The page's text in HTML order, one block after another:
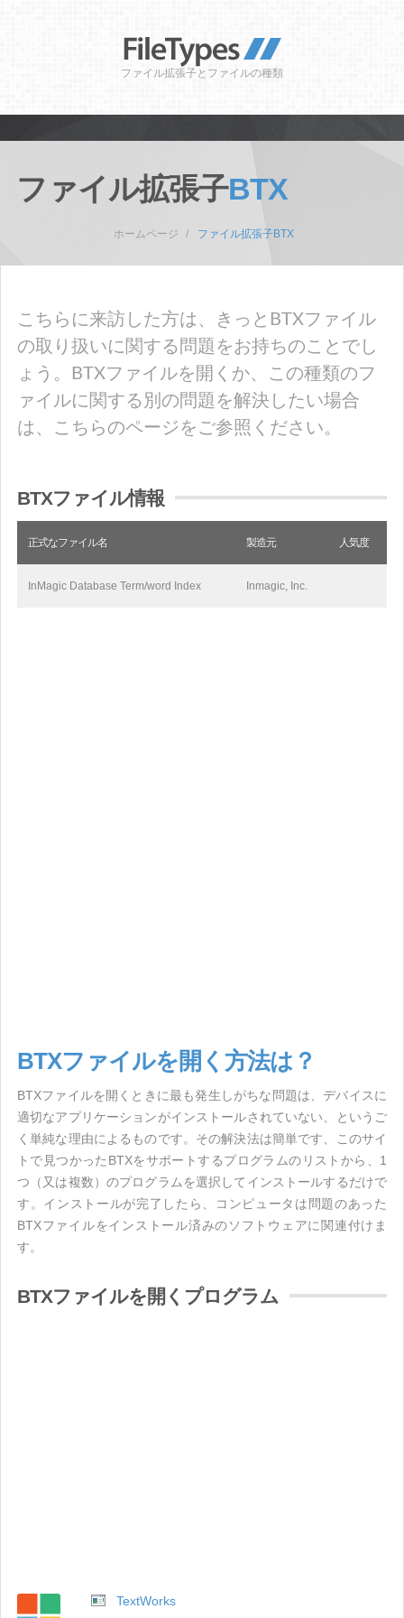
ファイル拡張子とファイルの種類
ファイル拡張子BTX
ホームページ ファイル拡張子BTX
こちらに来訪した方は、きっとBTXファイル
の取り扱いに関する問題をお持ちのことでし
ょう。BTXファイルを開くか、この種類のフ
ァイルに関する別の問題を解決したい場合
は、こちらのページをご参照ください。
BTXファイル情報
正式なファイル名 製造元 人気度
InMagic Database Term/word Index Inmagic, Inc.
BTXファイルを開く方法は？
BTXファイルを開くときに最も発生しがちな問題は、デバイスに
適切なアプリケーションがインストールされていない、というご
く単純な理由によるものです。その解決法は簡単です、このサイ
トで見つかったBTXをサポートするプログラムのリストから、1
つ（又は複数）のプログラムを選択してインストールするだけで
す。インストールが完了したら、コンピュータは問題のあった
BTXファイルをインストール済みのソフトウェアに関連付けま
す。
BTXファイルを開くプログラム
TextWorks